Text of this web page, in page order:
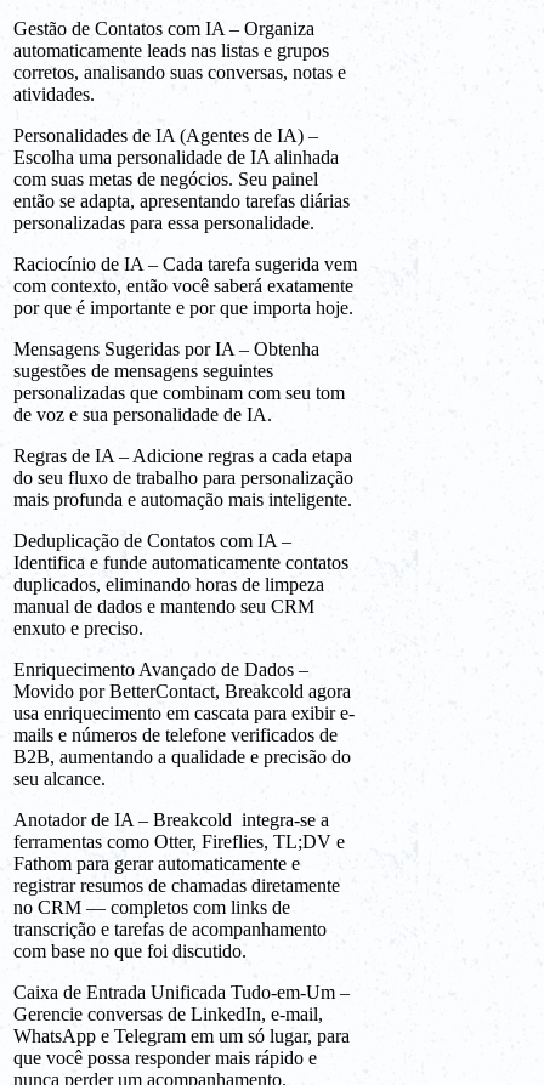
Gestão de Contatos com IA – Organiza
automaticamente leads nas listas e grupos
corretos, analisando suas conversas, notas e
atividades.
Personalidades de IA (Agentes de IA) –
Escolha uma personalidade de IA alinhada
com suas metas de negócios. Seu painel
então se adapta, apresentando tarefas diárias
personalizadas para essa personalidade.
Raciocínio de IA – Cada tarefa sugerida vem
com contexto, então você saberá exatamente
por que é importante e por que importa hoje.
Mensagens Sugeridas por IA – Obtenha
sugestões de mensagens seguintes
personalizadas que combinam com seu tom
de voz e sua personalidade de IA.
Regras de IA – Adicione regras a cada etapa
do seu fluxo de trabalho para personalização
mais profunda e automação mais inteligente.
Deduplicação de Contatos com IA –
Identifica e funde automaticamente contatos
duplicados, eliminando horas de limpeza
manual de dados e mantendo seu CRM
enxuto e preciso.
Enriquecimento Avançado de Dados –
Movido por BetterContact, Breakcold agora
usa enriquecimento em cascata para exibir e-
mails e números de telefone verificados de
B2B, aumentando a qualidade e precisão do
seu alcance.
Anotador de IA – Breakcold integra-se a
ferramentas como Otter, Fireflies, TL;DV e
Fathom para gerar automaticamente e
registrar resumos de chamadas diretamente
no CRM — completos com links de
transcrição e tarefas de acompanhamento
com base no que foi discutido.
Caixa de Entrada Unificada Tudo-em-Um –
Gerencie conversas de LinkedIn, e-mail,
WhatsApp e Telegram em um só lugar, para
que você possa responder mais rápido e
nunca perder um acompanhamento.